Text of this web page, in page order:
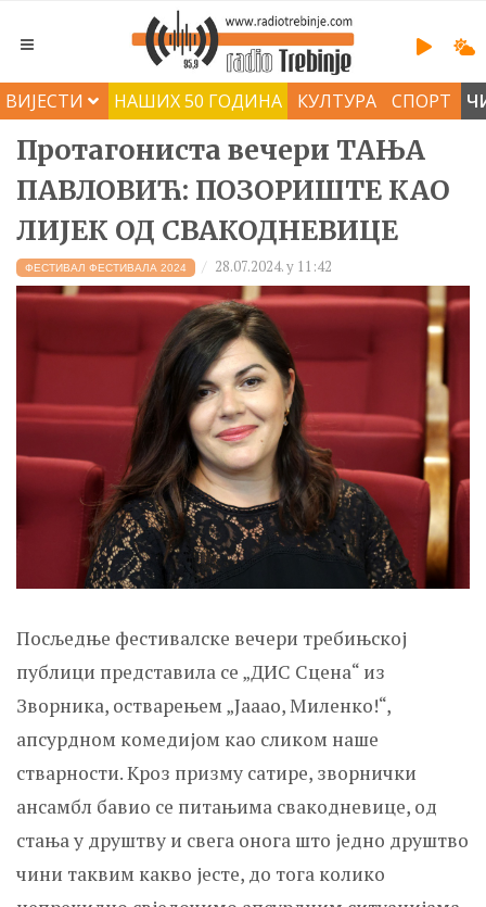
ВИЈЕСТИ НАШИХ 50 ГОДИНА КУЛТУРА СПОРТ
Протагониста вечери TАЊА
ПАВЛОВИЋ: ПОЗОРИШТЕ КАО
ЛИЈЕК ОД СВАКОДНЕВИЦЕ
ФЕСТИВАЛ ФЕСТИВАЛА 2024 28.07.2024. у 11:42
Посљедње фестивалске вечери требињској
публици представила се „ДИС Сцена“ из
Зворника, остварењем „Јааао, Миленко!“,
апсурдном комедијом као сликом наше
стварности. Кроз призму сатире, зворнички
ансамбл бавио се питањима свакодневице, од
стања у друштву и свега онога што једно друштво
чини таквим какво јесте, до тога колико